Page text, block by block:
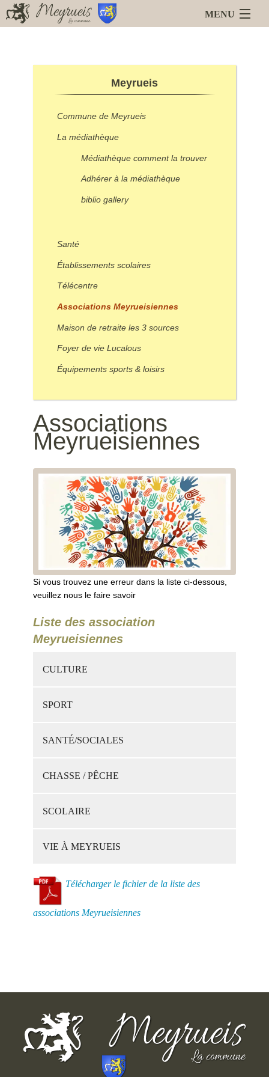
MENU
Animations
Meyrueis
Commune de Meyrueis
La médiathèque
Médiathèque comment la trouver
Adhérer à la médiathèque
biblio gallery
Santé
Établissements scolaires
Télécentre
Associations Meyrueisiennes
Maison de retraite les 3 sources
Foyer de vie Lucalous
Équipements sports & loisirs
Associations
Meyrueisiennes
Si vous trouvez une erreur dans la liste ci-dessous,
veuillez nous le faire savoir
Liste des association
Meyrueisiennes
CULTURE
SPORT
SANTÉ/SOCIALES
CHASSE / PÊCHE
SCOLAIRE
VIE À MEYRUEIS
Télécharger le fichier de la liste des
associations Meyrueisiennes